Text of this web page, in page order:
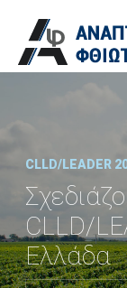
CLLD/
Ελλάδα
CLLD/LEADER